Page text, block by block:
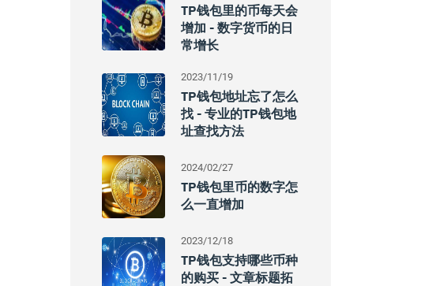
TP钱包里的币每天会
增加 - 数字货币的日
常增长
2023/11/19
TP钱包地址忘了怎么
找 - 专业的TP钱包地
址查找方法
2024/02/27
TP钱包里币的数字怎
么一直增加
2023/12/18
TP钱包支持哪些币种
的购买 - 文章标题拓